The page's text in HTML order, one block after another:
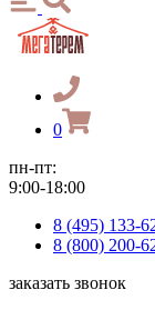
0
пн-пт:
9:00-18:00
8 (495) 133-
8 (800) 200-
заказать звонок